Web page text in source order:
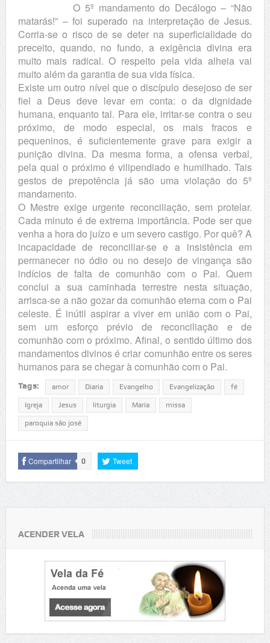
O 5º mandamento do Decálogo – “Não
matarás!” – foi superado na interpretação de Jesus.
Corria-se o risco de se deter na superficialidade do
preceito, quando, no fundo, a exigência divina era
muito mais radical. O respeito pela vida alheia vai
muito além da garantia de sua vida física.
Existe um outro nível que o discípulo desejoso de ser
fiel a Deus deve levar em conta: o da dignidade
humana, enquanto tal. Para ele, irritar-se contra o seu
próximo, de modo especial, os mais fracos e
pequeninos, é suficientemente grave para exigir a
punição divina. Da mesma forma, a ofensa verbal,
pela qual o próximo é vilipendiado e humilhado. Tais
gestos de prepotência já são uma violação do 5º
mandamento.
O Mestre exige urgente reconciliação, sem protelar.
Cada minuto é de extrema importância. Pode ser que
venha a hora do juízo e um severo castigo. Por quê? A
incapacidade de reconciliar-se e a insistência em
permanecer no ódio ou no desejo de vingança são
indícios de falta de comunhão com o Pai. Quem
conclui a sua caminhada terrestre nesta situação,
arrisca-se a não gozar da comunhão eterna com o Pai
celeste. É inútil aspirar a viver em união com o Pai,
sem um esforço prévio de reconciliação e de
comunhão com o próximo. Afinal, o sentido último dos
mandamentos divinos é criar comunhão entre os seres
humanos para se chegar à comunhão com o Pai.
Tags: amor Diaria Evangelho Evangelização fé
Igreja Jesus liturgia Maria missa
paroquia são josé
Compartilhar 0 Tweet
ACENDER VELA